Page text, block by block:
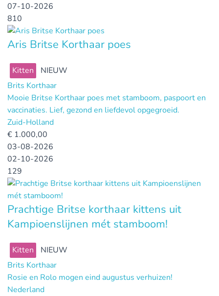
07-10-2026
810
Aris Britse Korthaar poes
Kitten
NIEUW
Brits Korthaar
Mooie Britse Korthaar poes met stamboom, paspoort en
vaccinaties. Lief, gezond en liefdevol opgegroeid.
Zuid-Holland
€ 1.000,00
03-08-2026
02-10-2026
129
Prachtige Britse korthaar kittens uit
Kampioenslijnen mét stamboom!
Kitten
NIEUW
Brits Korthaar
Rosie en Rolo mogen eind augustus verhuizen!
Nederland